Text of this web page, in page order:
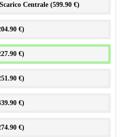
Centrale (599.90 €)
€)
€)
€)
€)
€)